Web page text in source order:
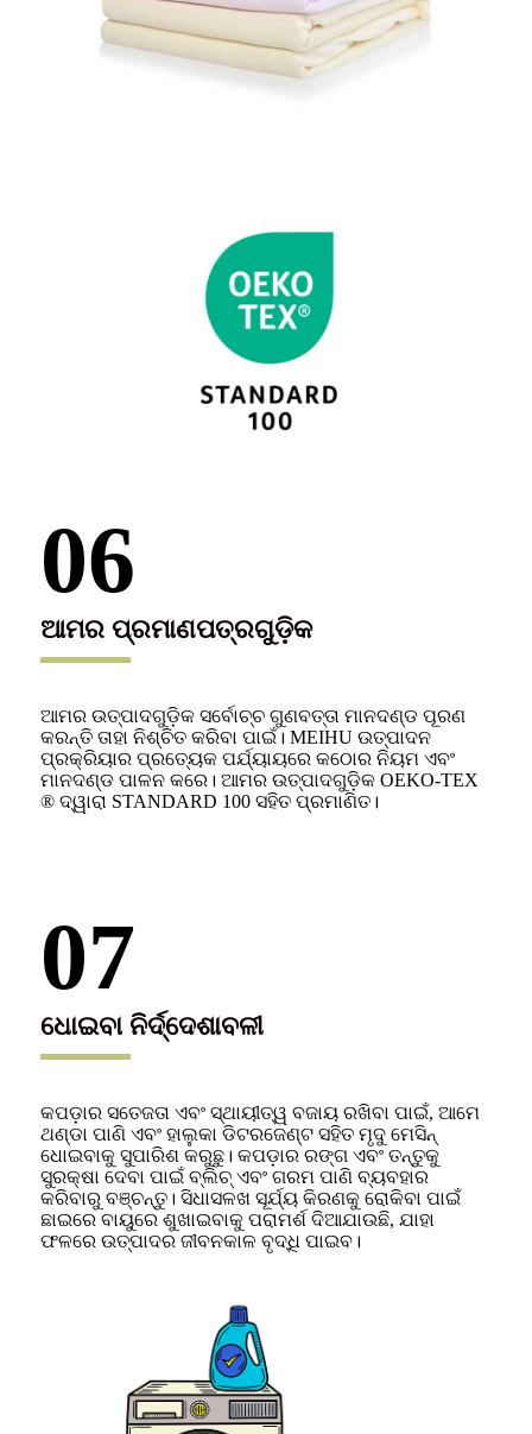
06
ଆମର ପ୍ରମାଣପତ୍ରଗୁଡ଼ିକ
ଆମର ଉତ୍ପାଦଗୁଡ଼ିକ ସର୍ବୋଚ୍ଚ ଗୁଣବତ୍ତା ମାନଦଣ୍ଡ ପୂରଣ
କରନ୍ତି ତାହା ନିଶ୍ଚିତ କରିବା ପାଇଁ। MEIHU ଉତ୍ପାଦନ
ପ୍ରକ୍ରିୟାର ପ୍ରତ୍ୟେକ ପର୍ଯ୍ୟାୟରେ କଠୋର ନିୟମ ଏବଂ
ମାନଦଣ୍ଡ ପାଳନ କରେ। ଆମର ଉତ୍ପାଦଗୁଡ଼ିକ OEKO-TEX
® ଦ୍ୱାରା STANDARD 100 ସହିତ ପ୍ରମାଣିତ।
07
ଧୋଇବା ନିର୍ଦ୍ଦେଶାବଳୀ
କପଡ଼ାର ସତେଜତା ଏବଂ ସ୍ଥାୟୀତ୍ୱ ବଜାୟ ରଖିବା ପାଇଁ, ଆମେ
ଥଣ୍ଡା ପାଣି ଏବଂ ହାଲୁକା ଡିଟରଜେଣ୍ଟ ସହିତ ମୃଦୁ ମେସିନ୍
ଧୋଇବାକୁ ସୁପାରିଶ କରୁଛୁ। କପଡ଼ାର ରଙ୍ଗ ଏବଂ ତନ୍ତୁକୁ
ସୁରକ୍ଷା ଦେବା ପାଇଁ ବ୍ଲିଚ୍ ଏବଂ ଗରମ ପାଣି ବ୍ୟବହାର
କରିବାରୁ ବଞ୍ଚନ୍ତୁ। ସିଧାସଳଖ ସୂର୍ଯ୍ୟ କିରଣକୁ ରୋକିବା ପାଇଁ
ଛାଇରେ ବାୟୁରେ ଶୁଖାଇବାକୁ ପରାମର୍ଶ ଦିଆଯାଉଛି, ଯାହା
ଫଳରେ ଉତ୍ପାଦର ଜୀବନକାଳ ବୃଦ୍ଧି ପାଇବ।